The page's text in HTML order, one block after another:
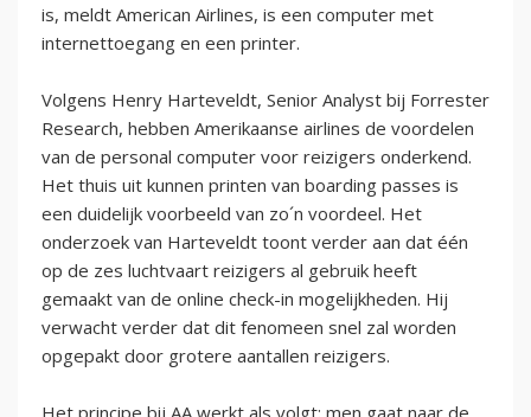
is, meldt American Airlines, is een computer met
internettoegang en een printer.
Volgens Henry Harteveldt, Senior Analyst bij Forrester
Research, hebben Amerikaanse airlines de voordelen
van de personal computer voor reizigers onderkend.
Het thuis uit kunnen printen van boarding passes is
een duidelijk voorbeeld van zo´n voordeel. Het
onderzoek van Harteveldt toont verder aan dat één
op de zes luchtvaart reizigers al gebruik heeft
gemaakt van de online check-in mogelijkheden. Hij
verwacht verder dat dit fenomeen snel zal worden
opgepakt door grotere aantallen reizigers.
Het principe bij AA werkt als volgt: men gaat naar de